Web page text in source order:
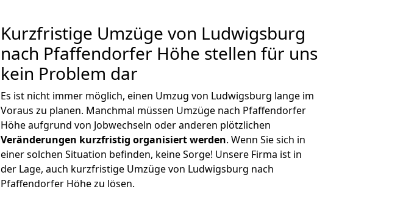
Kurzfristige Umzüge von Ludwigsburg
nach Pfaffendorfer Höhe stellen für uns
kein Problem dar
Es ist nicht immer möglich, einen Umzug von Ludwigsburg lange im
Voraus zu planen. Manchmal müssen Umzüge nach Pfaffendorfer
Höhe aufgrund von Jobwechseln oder anderen plötzlichen
Veränderungen kurzfristig organisiert werden. Wenn Sie sich in
einer solchen Situation befinden, keine Sorge! Unsere Firma ist in
der Lage, auch kurzfristige Umzüge von Ludwigsburg nach
Pfaffendorfer Höhe zu lösen.